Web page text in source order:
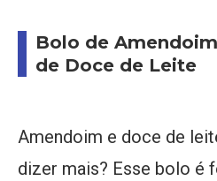
Bolo de
de Doce de Leite
Amendoim e doce de
dizer mais? Esse bolo é